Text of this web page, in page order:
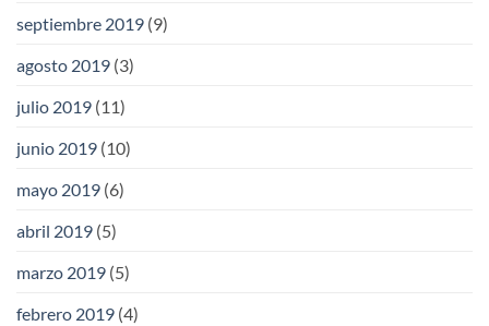
septiembre 2019 (9)
agosto 2019 (3)
julio 2019 (11)
junio 2019 (10)
mayo 2019 (6)
abril 2019 (5)
marzo 2019 (5)
febrero 2019 (4)